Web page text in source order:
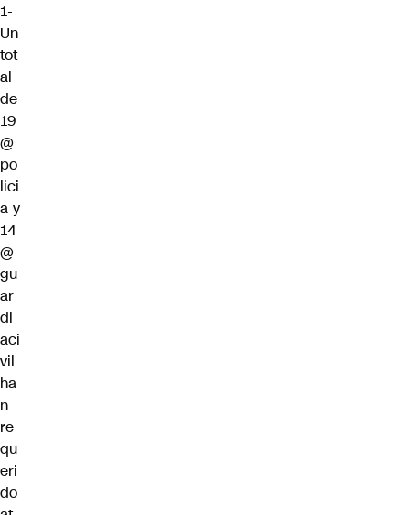
1-
Un
tot
al
de
19
@
po
lici
a y
14
@
gu
ar
di
aci
vil
ha
n
re
qu
eri
do